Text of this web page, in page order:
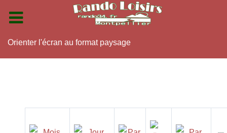
Orienter l'écran au format paysage